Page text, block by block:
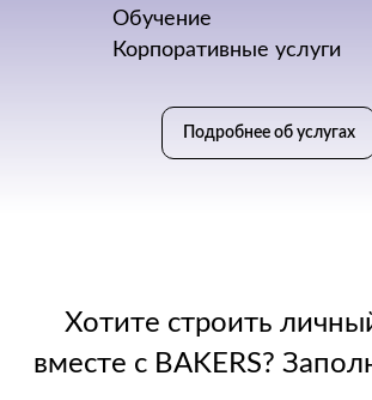
Обучение
Корпоративные услуги
Подробнее об услугах
Хотите строить
вместе с BAKERS?